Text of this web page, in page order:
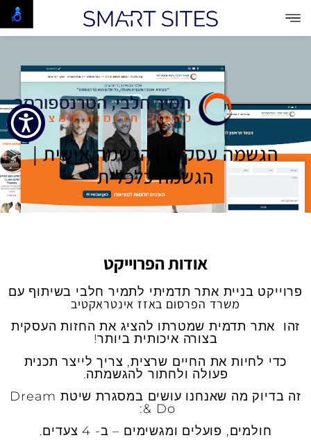
הגשמה עסקית | הגשמה אישית |
הגשמה כלכלית
אודות הפרוייקט
פרוייקט בניית אתר תדמיתי לתמיר חלבי בשיתוף עם
משרד הפרסום באזז אינטראקטיב
זהו אתר תדמית שמטרתו להציג את החזות העסקית
בצורה איכותית ביותר!
כדי לחיות את החיים שרצית, צריך לייצר תכנית
פעולה ולחתור להגשמתה.
זה בדיוק מה שאנחנו עושים במסגרת שיטת Dream
& Do:
חולמים, פועלים ומגשימים – ב- 4 צעדים.